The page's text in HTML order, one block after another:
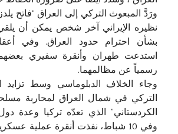
ورَدَّ المبعوث التركي إلى العراق “فاتح
نظيره الإيراني آخر شخص يمكن أن
بشأن احترام حدود العراق. وفي
استدعت طهران وأنقرة سفيري
رسمياً عن مظالمهما.
وجاء الخلاف الدبلوماسي وسط تزايد
التركي في شمال العراق لمحاربة
الكردستاني” الذي تعدّه تركيا وعدة
وفي 10 شباط، نفذت أنقرة عملية